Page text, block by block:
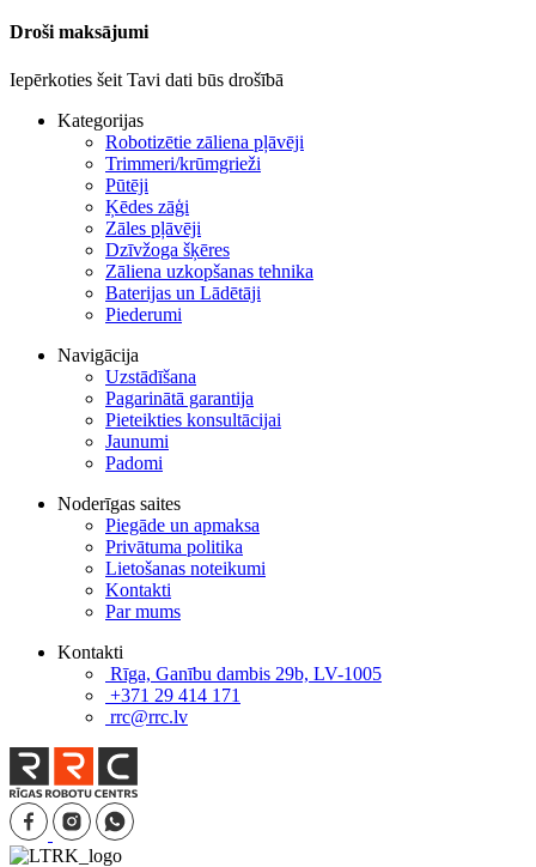
Droši maksājumi
Iepērkoties šeit Tavi dati būs drošībā
Kategorijas
Robotizētie zāliena pļāvēji
Trimmeri/krūmgrieži
Pūtēji
Ķēdes zāģi
Zāles pļāvēji
Dzīvžoga šķēres
Zāliena uzkopšanas tehnika
Baterijas un Lādētāji
Piederumi
Navigācija
Uzstādīšana
Pagarinātā garantija
Pieteikties konsultācijai
Jaunumi
Padomi
Noderīgas saites
Piegāde un apmaksa
Privātuma politika
Lietošanas noteikumi
Kontakti
Par mums
Kontakti
Rīga, Ganību dambis 29b, LV-1005
+371 29 414 171
rrc@rrc.lv